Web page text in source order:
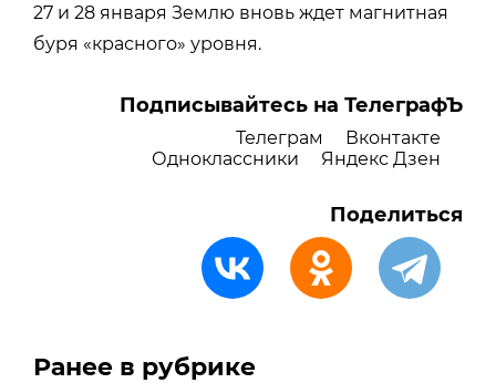
27 и 28 января Землю вновь ждет магнитная
буря «красного» уровня.
Подписывайтесь на ТелеграфЪ
Телеграм
Вконтакте
Одноклассники
Яндекс Дзен
Поделиться
Ранее в рубрике